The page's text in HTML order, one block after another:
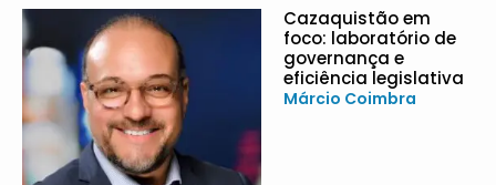
Cazaquistão em
foco: laboratório de
governança e
eficiência legislativa
Márcio Coimbra